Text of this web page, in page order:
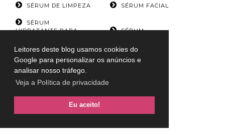
Leitores deste blog usamos cookies do
Google para personalizar os anúncios e
analisar nosso tráfego.
Veja a Política de privacidade
Eu aceito!
SÉRUM DE LIMPEZA SÉRUM FACIAL
SÉRUM
HIDRATANTE PARA
SÉRUM
TEATRO TV
TÔNICO FACIAL
ÁGUA TERMAL